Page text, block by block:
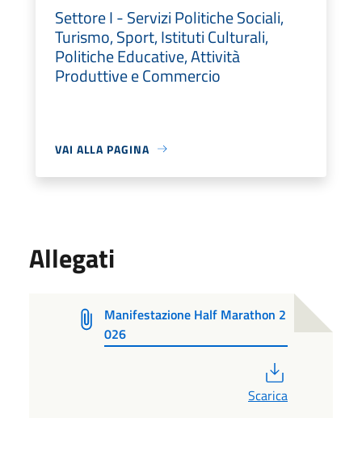
Settore I - Servizi Politiche Sociali,
Turismo, Sport, Istituti Culturali,
Politiche Educative, Attività
Produttive e Commercio
VAI ALLA PAGINA
Allegati
Manifestazione Half Marathon 2
026
Scarica